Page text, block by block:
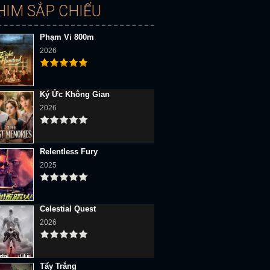
SẮP CHIẾU
Phạm Vi 800m
2026
Ký Ức Không Gian
2026
Relentless Fury
2025
Celestial Quest
2026
Tẩy Trắng